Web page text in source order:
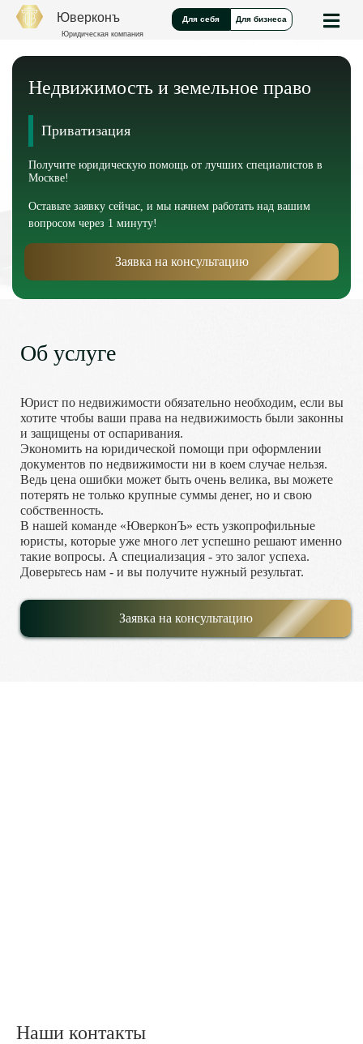
Юверконъ
Юридическая компания
Для себя Для бизнеса
Недвижимость и земельное право
Приватизация
Получите юридическую помощь от лучших специалистов в
Москве!
Оставьте заявку сейчас, и мы начнем работать над вашим
вопросом через 1 минуту!
Заявка на консультацию
Об услуге
Юрист по недвижимости обязательно необходим, если вы
хотите чтобы ваши права на недвижимость были законны
и защищены от оспаривания.
Экономить на юридической помощи при оформлении
документов по недвижимости ни в коем случае нельзя.
Ведь цена ошибки может быть очень велика, вы можете
потерять не только крупные суммы денег, но и свою
собственность.
В нашей команде «ЮверконЪ» есть узкопрофильные
юристы, которые уже много лет успешно решают именно
такие вопросы. А специализация - это залог успеха.
Доверьтесь нам - и вы получите нужный результат.
Заявка на консультацию
Наши контакты